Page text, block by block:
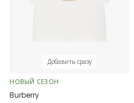
Добавить сразу
НОВЫЙ СЕЗОН
Burberry